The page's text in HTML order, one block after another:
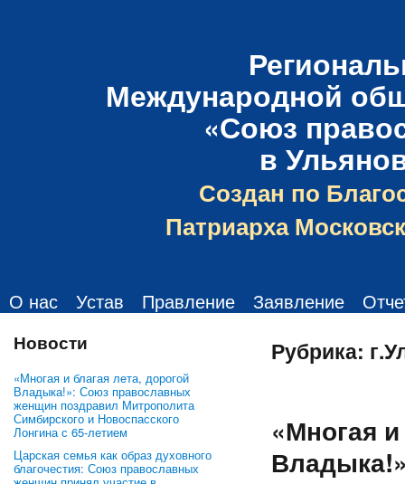
Международной
«Союз
в
Создан по
Патриарха
О нас Устав Правление Заявление
Новости
«Многая и благая лета, дорогой
Владыка!»: Союз православных
женщин поздравил Митрополита
Симбирского и Новоспасского
Лонгина с 65-летием
Царская семья как образ духовного
благочестия: Союз православных
Рубрика:
«Многая